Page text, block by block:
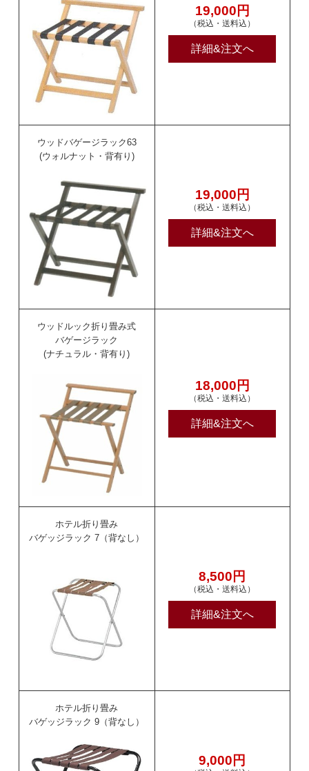
19,000円
（税込・送料込）
詳細&注文へ
ウッドバゲージラック63
(ウォルナット・背有り)
19,000円
（税込・送料込）
詳細&注文へ
ウッドルック折り畳み式
バゲージラック
(ナチュラル・背有り)
18,000円
（税込・送料込）
詳細&注文へ
ホテル折り畳み
バゲッジラック 7（背なし）
8,500円
（税込・送料込）
詳細&注文へ
ホテル折り畳み
バゲッジラック 9（背なし）
9,000円